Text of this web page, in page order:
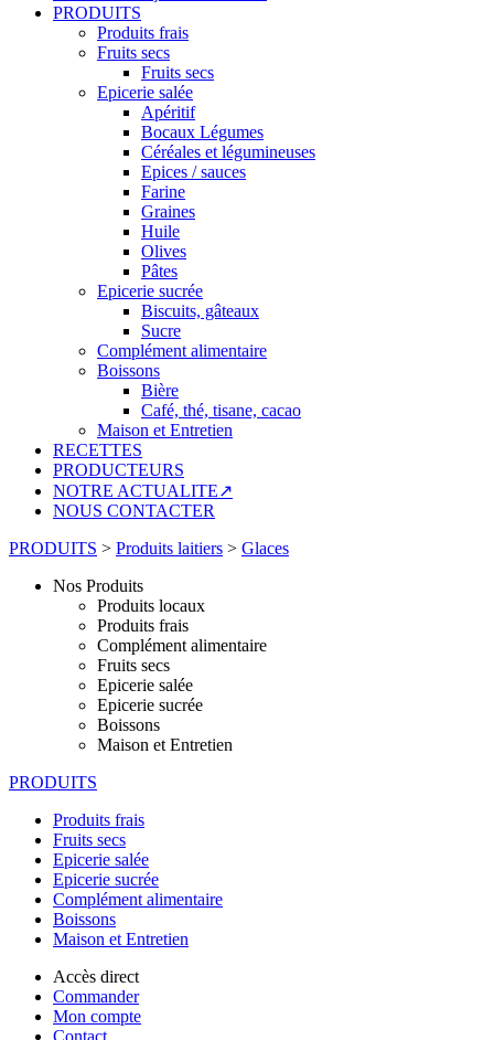
PRODUITS
Produits frais
Fruits secs
Fruits secs
Epicerie salée
Apéritif
Bocaux Légumes
Céréales et légumineuses
Epices / sauces
Farine
Graines
Huile
Olives
Pâtes
Epicerie sucrée
Biscuits, gâteaux
Sucre
Complément alimentaire
Boissons
Bière
Café, thé, tisane, cacao
Maison et Entretien
RECETTES
PRODUCTEURS
NOTRE ACTUALITE↗
NOUS CONTACTER
PRODUITS > Produits laitiers > Glaces
Nos Produits
Produits locaux
Produits frais
Complément alimentaire
Fruits secs
Epicerie salée
Epicerie sucrée
Boissons
Maison et Entretien
PRODUITS
Produits frais
Fruits secs
Epicerie salée
Epicerie sucrée
Complément alimentaire
Boissons
Maison et Entretien
Accès direct
Commander
Mon compte
Contact